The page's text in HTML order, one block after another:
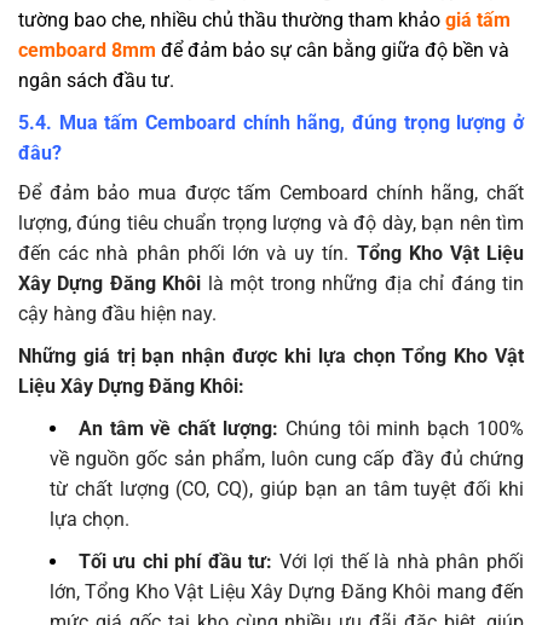
tường bao che, nhiều chủ thầu thường tham khảo giá tấm
cemboard 8mm để đảm bảo sự cân bằng giữa độ bền và
ngân sách đầu tư.
5.4. Mua tấm Cemboard chính hãng, đúng trọng lượng ở
đâu?
Để đảm bảo mua được tấm Cemboard chính hãng, chất
lượng, đúng tiêu chuẩn trọng lượng và độ dày, bạn nên tìm
đến các nhà phân phối lớn và uy tín. Tổng Kho Vật Liệu
Xây Dựng Đăng Khôi là một trong những địa chỉ đáng tin
cậy hàng đầu hiện nay.
Những giá trị bạn nhận được khi lựa chọn Tổng Kho Vật
Liệu Xây Dựng Đăng Khôi:
An tâm về chất lượng: Chúng tôi minh bạch 100%
về nguồn gốc sản phẩm, luôn cung cấp đầy đủ chứng
từ chất lượng (CO, CQ), giúp bạn an tâm tuyệt đối khi
lựa chọn.
Tối ưu chi phí đầu tư: Với lợi thế là nhà phân phối
lớn, Tổng Kho Vật Liệu Xây Dựng Đăng Khôi mang đến